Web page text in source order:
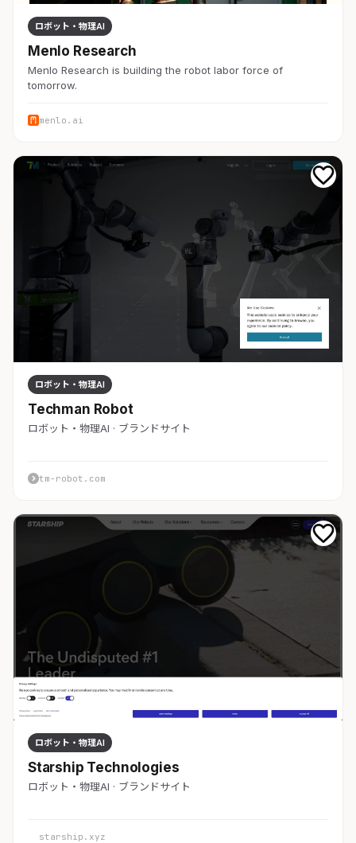
ロボット・物理AI
Menlo Research
Menlo Research is building the robot labor force of
tomorrow.
menlo.ai
ロボット・物理AI
Techman Robot
ロボット・物理AI · ブランドサイト
tm-robot.com
ロボット・物理AI
Starship Technologies
ロボット・物理AI · ブランドサイト
starship.xyz